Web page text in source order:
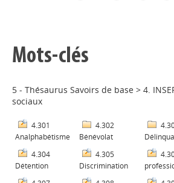
Mots-clés
5 - Thésaurus Savoirs de base > 4.
sociaux
4.301
Analphabétisme
4.302
Bénévolat
4.304
Détention
4.305
Discrimination